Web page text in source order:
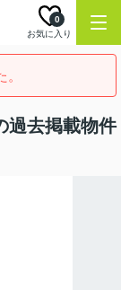
お気に入り
0
過去掲載物件